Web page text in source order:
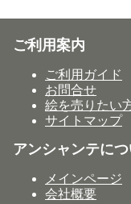
ご利用案内
ご利用ガイド
お問合せ
絵を売りたい
サイトマップ
アンシャンテに
メインページ
会社概要